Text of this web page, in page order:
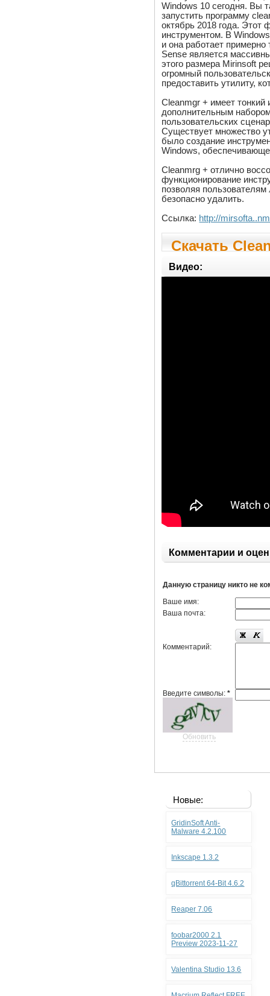
Windows 10 сегодня. Вы
запустить программу
октябрь 2018 года. Этот
инструментом. В
и она работает
Sense является
этого размера Mirinsoft
огромный
предоставить утилиту,
Cleanmgr + имеет
дополнительным
пользовательских
Существует множество
было создание
Windows,
Cleanmrg + отлично
функционирование
позволяя
безопасно удалить.
Ссылка: http://
Скачать
Видео:
Комментарии и
Данную страницу никто не
Ваше имя:
Ваша почта:
Комментарий:
Введите символы:*
Обновить
Новые:
GridinSoft Anti-
Malware 4.2.100
Inkscape 1.3.2
qBittorrent 64-Bit 4.6.2
Reaper 7.06
foobar2000 2.1
Preview 2023-11-27
Valentina Studio 13.6